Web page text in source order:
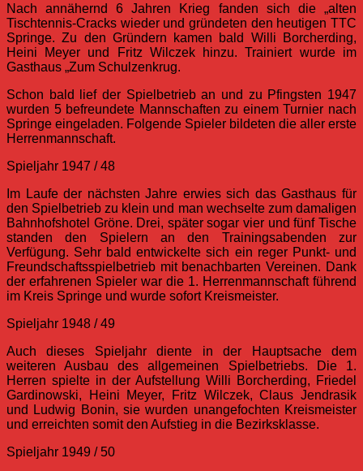
Nach annähernd 6 Jahren Krieg fanden sich die „alten
Tischtennis-Cracks wieder und gründeten den heutigen TTC
Springe. Zu den Gründern kamen bald Willi Borcherding,
Heini Meyer und Fritz Wilczek hinzu. Trainiert wurde im
Gasthaus „Zum Schulzenkrug.
Schon bald lief der Spielbetrieb an und zu Pfingsten 1947
wurden 5 befreundete Mannschaften zu einem Turnier nach
Springe eingeladen. Folgende Spieler bildeten die aller erste
Herrenmannschaft.
Spieljahr 1947 / 48
Im Laufe der nächsten Jahre erwies sich das Gasthaus für
den Spielbetrieb zu klein und man wechselte zum damaligen
Bahnhofshotel Gröne. Drei, später sogar vier und fünf Tische
standen den Spielern an den Trainingsabenden zur
Verfügung. Sehr bald entwickelte sich ein reger Punkt- und
Freundschaftsspielbetrieb mit benachbarten Vereinen. Dank
der erfahrenen Spieler war die 1. Herrenmannschaft führend
im Kreis Springe und wurde sofort Kreismeister.
Spieljahr 1948 / 49
Auch dieses Spieljahr diente in der Hauptsache dem
weiteren Ausbau des allgemeinen Spielbetriebs. Die 1.
Herren spielte in der Aufstellung Willi Borcherding, Friedel
Gardinowski, Heini Meyer, Fritz Wilczek, Claus Jendrasik
und Ludwig Bonin, sie wurden unangefochten Kreismeister
und erreichten somit den Aufstieg in die Bezirksklasse.
Spieljahr 1949 / 50